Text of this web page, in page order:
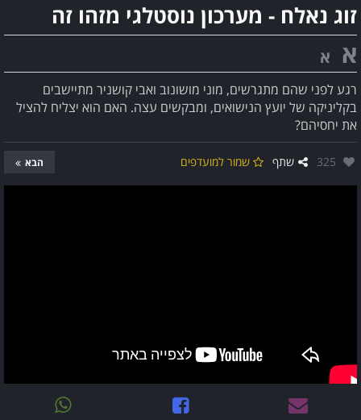
זוג נאלח - מערכון נוסטלגי מזהו זה
א א
רגע לפני שהם מתגרשים, מוני מושונוב ואבי קושניר מתיישבים
בקליניקה של יועץ הנישואים, ומבקשים עצה. האם הוא יצליח להציל
את יחסיהם?
אהבו:
325 שתף שמור למועדפים הבא